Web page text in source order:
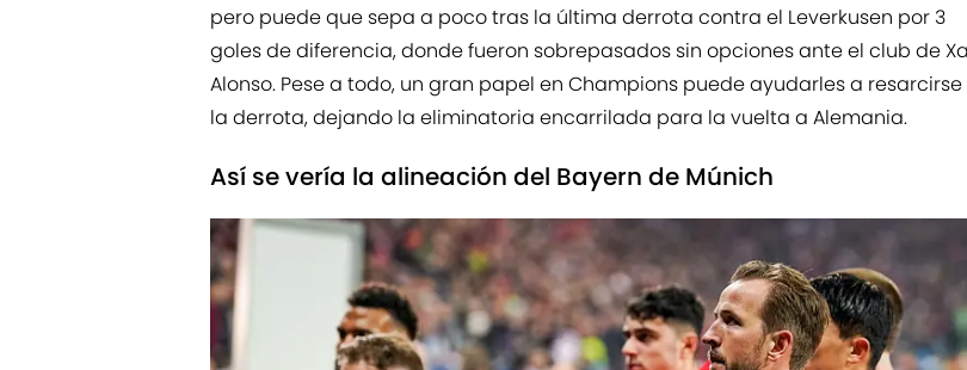
pero puede que sepa a poco tras la última derrota contra el Leverkusen por 3
goles de diferencia, donde fueron sobrepasados sin opciones ante el club de
Alonso. Pese a todo, un gran papel en Champions puede ayudarles a
la derrota, dejando la eliminatoria encarrilada para la vuelta a Alemania.
Así se vería la alineación del Bayern de Múnich